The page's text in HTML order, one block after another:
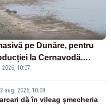
pe Dunăre, pentru
la Cernavodă.
o stâncă și va devia
IMAGINI AERIENE
2026, 10:07
2 aug. 2026, 10:09
dă în vileag șmecheria